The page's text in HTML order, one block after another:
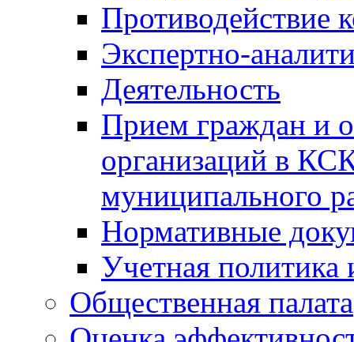
Противодействие
Экспертно-
Деятельность
Прием граждан и
организаций в
муниципального
Нормативные
Учетная политика
Общественная палата